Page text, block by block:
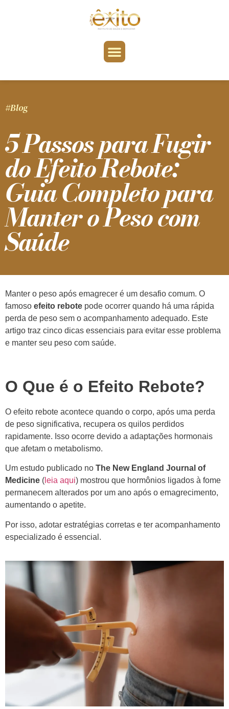
#Blog
5 Passos para Fugir
do Efeito Rebote:
Guia Completo para
Manter o Peso com
Saúde
Manter o peso após emagrecer é um desafio comum. O
famoso efeito rebote pode ocorrer quando há uma rápida
perda de peso sem o acompanhamento adequado. Este
artigo traz cinco dicas essenciais para evitar esse problema
e manter seu peso com saúde.
O Que é o Efeito Rebote?
O efeito rebote acontece quando o corpo, após uma perda
de peso significativa, recupera os quilos perdidos
rapidamente. Isso ocorre devido a adaptações hormonais
que afetam o metabolismo.
Um estudo publicado no The New England Journal of
Medicine ( leia aqui) mostrou que hormônios ligados à fome
permanecem alterados por um ano após o emagrecimento,
aumentando o apetite.
Por isso, adotar estratégias corretas e ter acompanhamento
especializado é essencial.